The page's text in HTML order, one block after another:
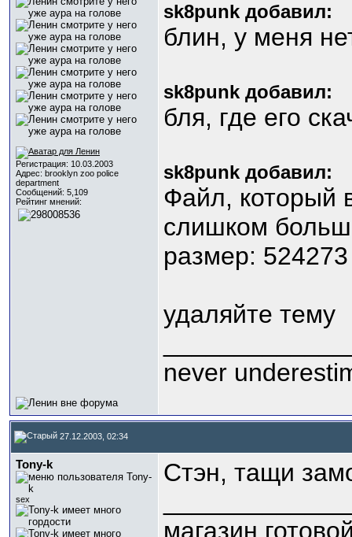
Регистрация: 10.03.2003
Адрес: brooklyn zoo police
department
Сообщений: 5,109
Рейтинг мнений:
sk8punk добавил:
блин, у меня
sk8punk добавил:
бля, где его
sk8punk добавил:
Файл, который
слишком
размер: 524273
удаляйте тему
never
27.12.2003, 02:34
Tony-k
sex
Стэн, тащи
магазин